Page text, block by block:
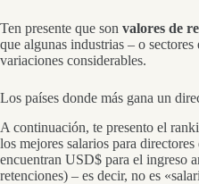
Ten presente que son valores de
que algunas industrias – o sectores
variaciones considerables.
Los países donde más gana un
A continuación, te presento el
los mejores salarios para
encuentran USD$ para el ingreso
retenciones) – es decir, no es